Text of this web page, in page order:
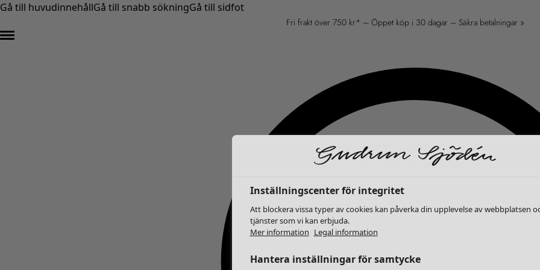
Gå till huvudinnehållGå till snabb sökningGå till sidfot
Fri frakt över 750 kr* – Öppet köp i 30 dagar – Säkra betalningar »
Inställningscenter för integritet
Att blockera vissa typer av cookies kan påverka din upplevelse av webbplatsen
tjänster som vi kan erbjuda.
Mer information Legal information
Hantera inställningar för samtycke